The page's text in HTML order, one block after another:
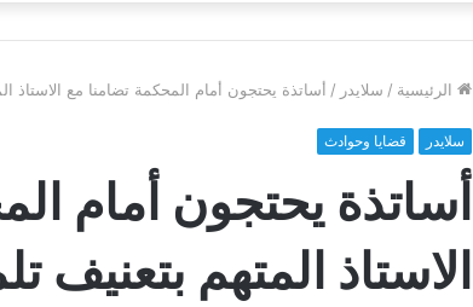
الرئيسية / سلايدر / أساتذة يحتجون أمام المحكمة تضامنا مع الاستاذ
سلايدر قضايا وحوادث
أساتذة يحتجون أمام
الاستاذ المتهم بتعنيف